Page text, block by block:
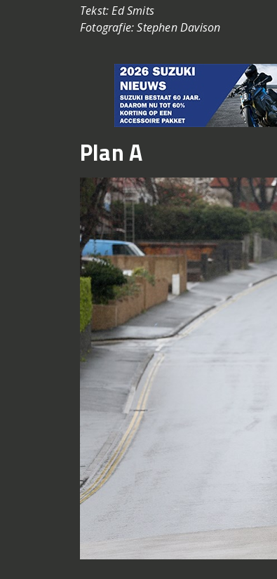
Tekst: Ed Smits
Fotografie: Stephen Davison
Plan A